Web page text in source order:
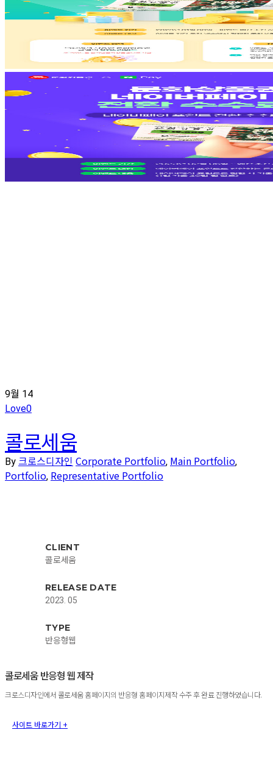
9월 14
Love0
콜로세움
By 크로스디자인 Corporate Portfolio, Main Portfolio,
Portfolio, Representative Portfolio
CLIENT
콜로세움
RELEASE DATE
2023. 05
TYPE
반응형웹
콜로세움 반응형 웹 제작
크로스디자인에서 콜로세움 홈페이지의 반응형 홈페이지제작 수주 후 완료 진행하였습니다.
사이트 바로가기 +